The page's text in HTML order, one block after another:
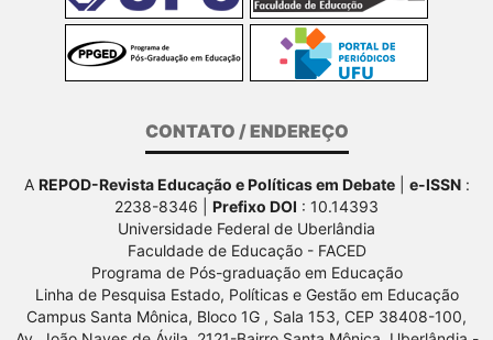
CONTATO / ENDEREÇO
A REPOD-Revista Educação e Políticas em Debate| e-ISSN:
2238-8346 | Prefixo DOI : 10.14393
Universidade Federal de Uberlândia
Faculdade de Educação - FACED
Programa de Pós-graduação em Educação
Linha de Pesquisa Estado, Políticas e Gestão em Educação
Campus Santa Mônica, Bloco 1G , Sala 153, CEP 38408-100,